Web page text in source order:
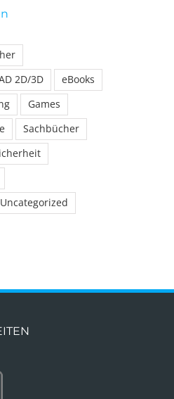
2D/3D
eBooks
Games
Sachbücher
Uncategorized